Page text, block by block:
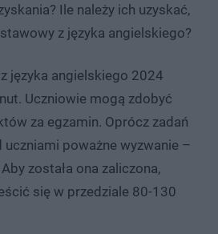
Ile należy ich uzyskać,
z języka angielskiego?
języka angielskiego 2024
Uczniowie mogą zdobyć
za egzamin. Oprócz zadań
uczniami poważne wyzwanie –
została ona zaliczona,
się w przedziale 80-130